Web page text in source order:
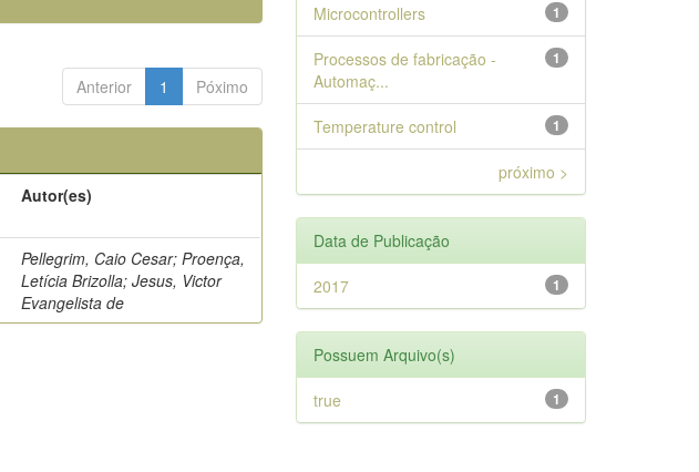
Anterior 1 Póximo
Autor(es)
Pellegrim, Caio Cesar; Proença,
Letícia Brizolla; Jesus, Victor
Evangelista de
1
Microcontrollers
1
Processos de fabricação -
Automaç...
1
Temperature control
próximo >
Data de Publicação
1
2017
Possuem Arquivo(s)
1
true